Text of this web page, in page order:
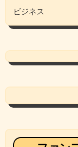
ビジネス